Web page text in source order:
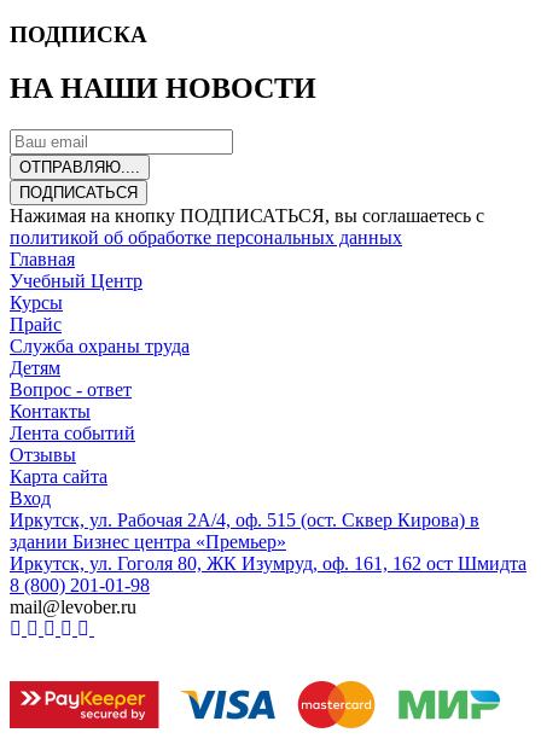
ПОДПИСКА
НА НАШИ НОВОСТИ
ОТПРАВЛЯЮ....
ПОДПИСАТЬСЯ
Нажимая на кнопку ПОДПИСАТЬСЯ, вы соглашаетесь с
политикой об обработке персональных данных
Главная
Учебный Центр
Курсы
Прайс
Служба охраны труда
Детям
Вопрос - ответ
Контакты
Лента событий
Отзывы
Карта сайта
Вход
Иркутск, ул. Рабочая 2А/4, оф. 515 (ост. Сквер Кирова) в
здании Бизнес центра «Премьер»
Иркутск, ул. Гоголя 80, ЖК Изумруд, оф. 161, 162 ост Шмидта
8 (800) 201-01-98
mail@levober.ru